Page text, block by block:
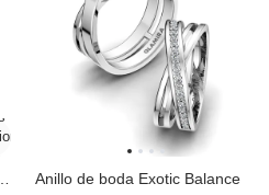
Anillo de boda Exotic Balance